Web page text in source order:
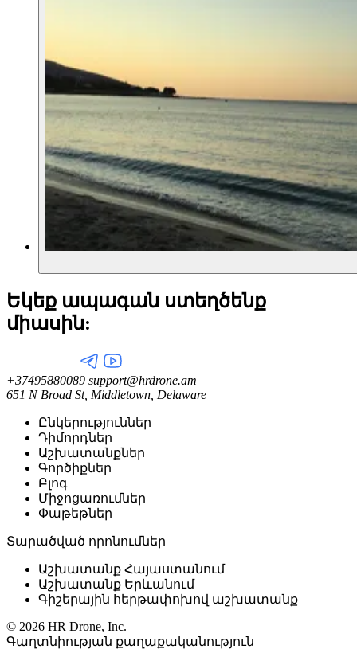
Եկեք ապագան ստեղծենք
միասին:
+37495880089 support@hrdrone.am
651 N Broad St, Middletown, Delaware
Ընկերություններ
Դիմորդներ
Աշխատանքներ
Գործիքներ
Բլոգ
Միջոցառումներ
Փաթեթներ
Տարածված որոնումներ
Աշխատանք Հայաստանում
Աշխատանք Երևանում
Գիշերային հերթափոխով աշխատանք
© 2026 HR Drone, Inc.
Գաղտնիության քաղաքականություն